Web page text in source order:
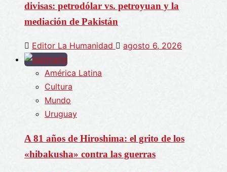
divisas: petrodólar vs. petroyuan y la
mediación de Pakistán
Editor La Humanidad agosto 6, 2026
América Latina
Cultura
Mundo
Uruguay
A 81 años de Hiroshima: el grito de los
«hibakusha» contra las guerras